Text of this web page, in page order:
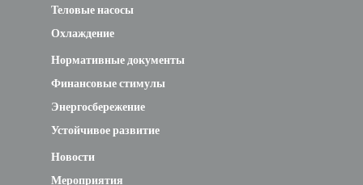
Теловые насосы
Охлаждение
Нормативные документы
Финансовые стимулы
Энергосбережение
Устойчивое развитие
Новости
Мероприятия